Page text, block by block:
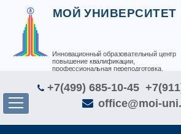
МОЙ УНИВЕРСИТЕТ
Инновационный образовательный центр
повышение квалификации,
профессиональная переподготовка,
+7(499) 685-10-45
office@moi-